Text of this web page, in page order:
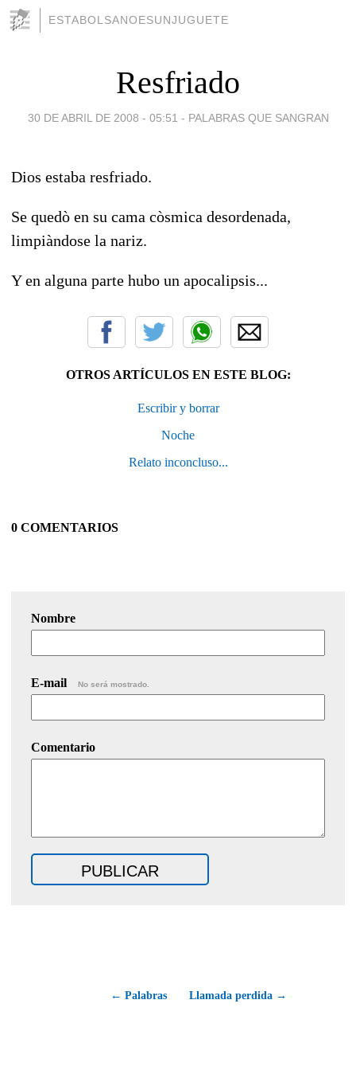
ESTABOLSANOESUNJUGUETE
Resfriado
30 DE ABRIL DE 2008 - 05:51 - PALABRAS QUE SANGRAN
Dios estaba resfriado.
Se quedò en su cama còsmica desordenada,
limpiàndose la nariz.
Y en alguna parte hubo un apocalipsis...
OTROS ARTÍCULOS EN ESTE BLOG:
Escribir y borrar
Noche
Relato inconcluso...
0 COMENTARIOS
Nombre
E-mail No será mostrado.
Comentario
← Palabras Llamada perdida →